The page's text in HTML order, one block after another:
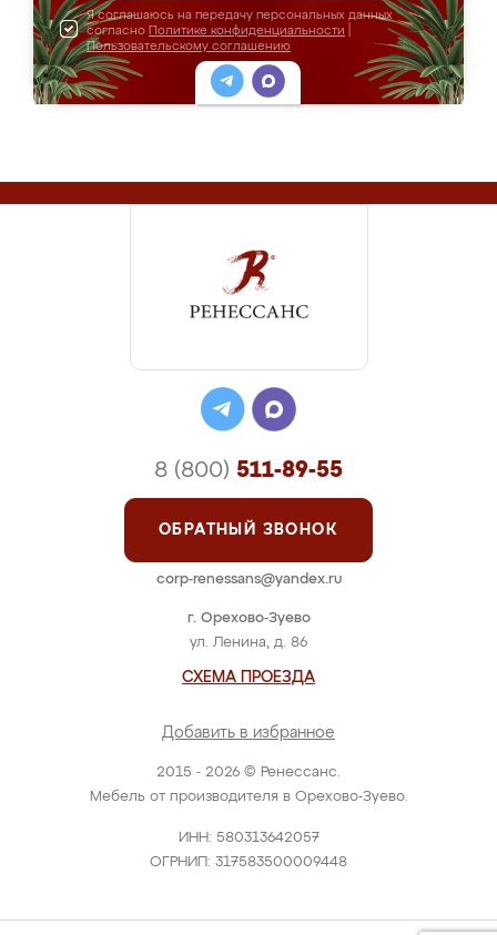
Я соглашаюсь на передачу персональных данных
согласно Политике конфиденциальности
Пользовательскому соглашению
2015 - 2026 © Ренессанс.
Мебель от производителя в Орехово-Зуево.
ИНН: 580313642057
ОГРНИП: 317583500009448
г. Орехово-Зуево
ул. Ленина, д. 86
СХЕМА ПРОЕЗДА
Добавить в избранное
8 (800) 511-89-55
ОБРАТНЫЙ ЗВОНОК
corp-renessans@yandex.ru